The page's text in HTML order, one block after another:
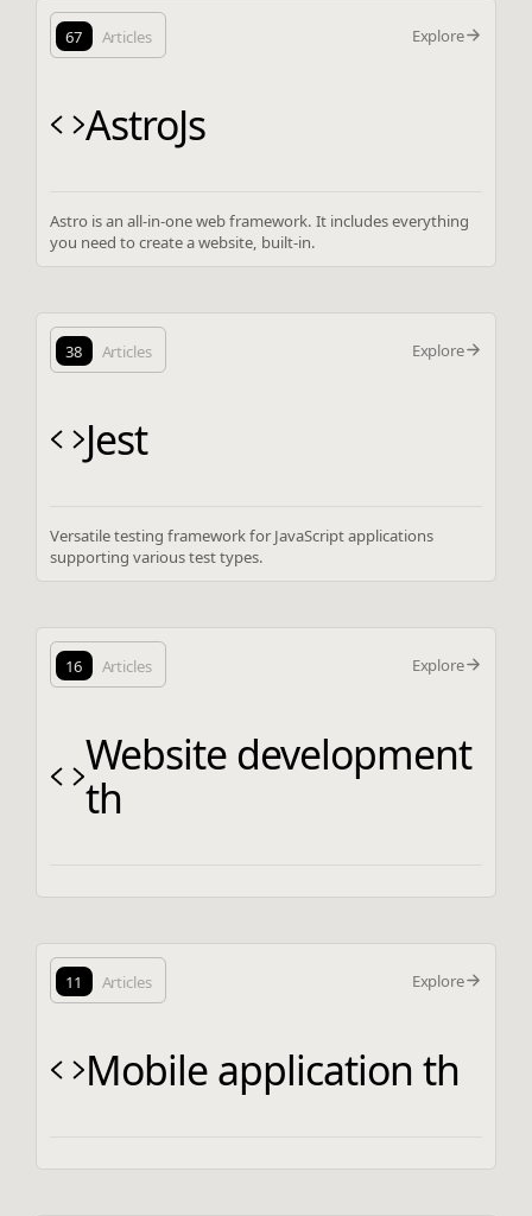
67 Articles Explore
AstroJs
Astro is an all-in-one web framework. It includes everything
you need to create a website, built-in.
38 Articles Explore
Jest
Versatile testing framework for JavaScript applications
supporting various test types.
16 Articles Explore
Website development
th
11 Articles Explore
Mobile application th